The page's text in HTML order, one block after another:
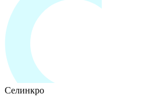
Селинкро